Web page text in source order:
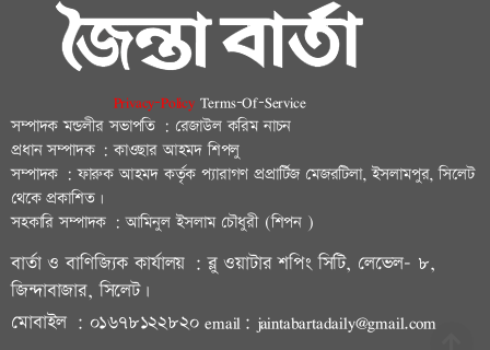
Privacy-Policy Terms-Of-Service
সম্পাদক মন্ডলীর সভাপতি : রেজাউল করিম নাচন
প্রধান সম্পাদক : কাওছার আহমদ শিপলু
সম্পাদক : ফারুক আহমদ কর্তৃক প্যারাগণ প্রপ্রার্টিজ মেজরটিলা, ইসলামপুর, সিলেট
থেকে প্রকাশিত।
সহকারি সম্পাদক : আমিনুল ইসলাম চৌধুরী (শিপন )
বার্তা ও বাণিজ্যিক কার্যালয় : ব্লু ওয়াটার শপিং সিটি, লেভেল- ৮,
জিন্দাবাজার, সিলেট।
মোবাইল : ০১৬৭৮১২২৮২০ email: jaintabartadaily@gmail.com